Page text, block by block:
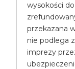
wysokości
przekazana
nie podlega
imprezy